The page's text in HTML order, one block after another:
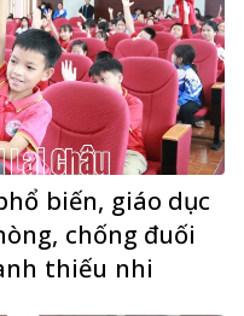
biến, giáo dục
chống đuối
thiếu nhi